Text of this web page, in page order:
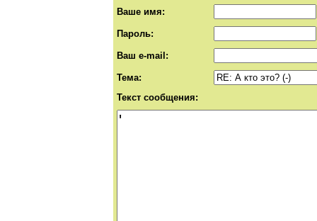
Ваше имя:
Пароль:
Ваш e-mail:
Тема:
Текст сообщения: